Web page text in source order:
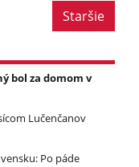
Staršie
bol za domom v
Lučenčanov
Po páde